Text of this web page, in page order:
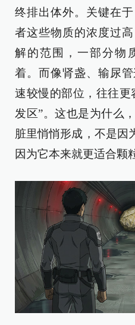
终排出体外。关键在
者这些物质的浓度过
解的范围，一部分物
着。而像肾盏、输尿
速较慢的部位，往往更
发区”。这也是为什么
脏里悄悄形成，不是因
因为它本来就更适合颗